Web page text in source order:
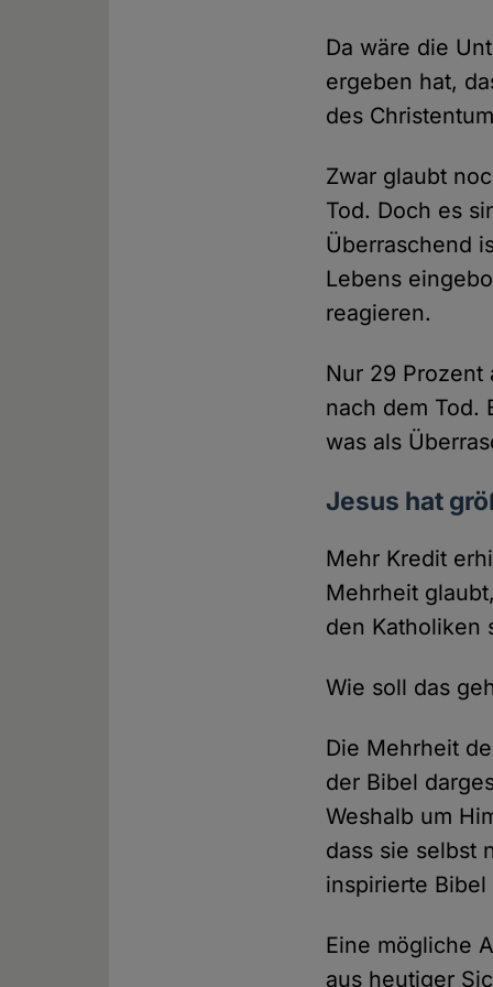
Da wäre die
ergeben hat,
des
Zwar glaubt
Tod. Doch es
Überraschend
Lebens
reagieren.
Nur 29 Prozent
nach dem Tod.
was als
Jesus hat
Mehr Kredit
Mehrheit
den Katholiken
Wie soll das
Die Mehrheit
der Bibel
Weshalb um
dass sie selbst
inspirierte Bibel
Eine mögliche
aus heutiger